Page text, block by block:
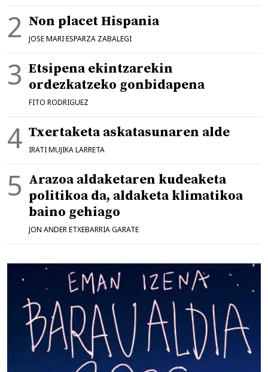
Non placet Hispania
JOSE MARI ESPARZA ZABALEGI
Etsipena ekintzarekin
ordezkatzeko gonbidapena
FITO RODRIGUEZ
Txertaketa askatasunaren alde
IRATI MUJIKA LARRETA
Arazoa aldaketaren kudeaketa
politikoa da, aldaketa klimatikoa
baino gehiago
JON ANDER ETXEBARRIA GARATE